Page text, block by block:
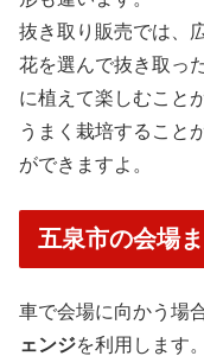
抜き取り販売では、
花を選んで抜き取っ
に植えて楽しむこと
うまく栽培すること
ができますよ。
五泉市の会場
車で会場に向かう場
ェンジを利用します。